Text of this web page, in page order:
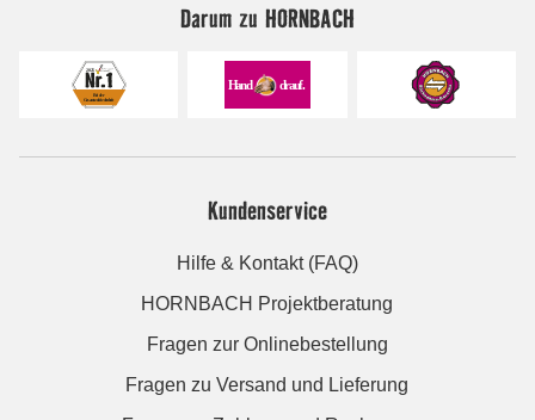
Darum zu HORNBACH
Kundenservice
Hilfe & Kontakt (FAQ)
HORNBACH Projektberatung
Fragen zur Onlinebestellung
Fragen zu Versand und Lieferung